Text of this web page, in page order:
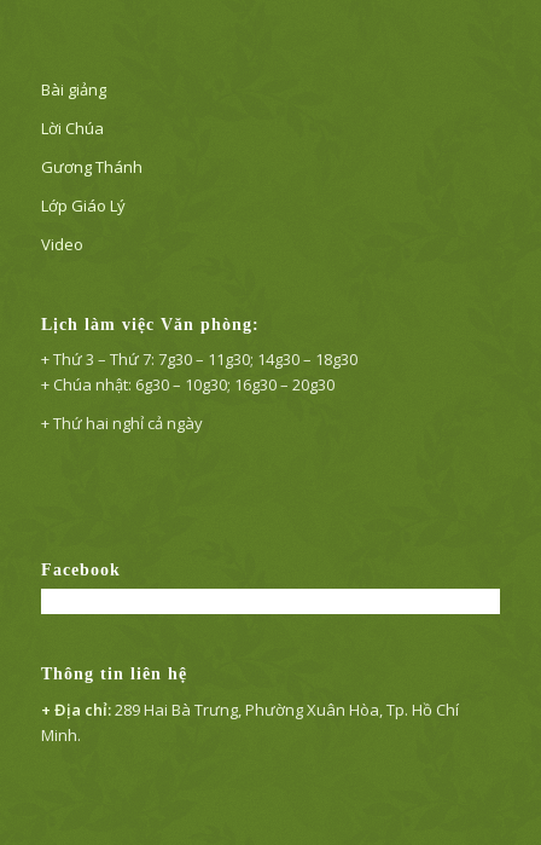
Bài giảng
Lời Chúa
Gương Thánh
Lớp Giáo Lý
Video
Lịch làm việc Văn phòng:
+ Thứ 3 – Thứ 7: 7g30 – 11g30; 14g30 – 18g30
+ Chúa nhật: 6g30 – 10g30; 16g30 – 20g30
+ Thứ hai nghỉ cả ngày
Facebook
Thông tin liên hệ
+ Địa chỉ:289 Hai Bà Trưng, Phường Xuân Hòa, Tp. Hồ Chí
Minh.